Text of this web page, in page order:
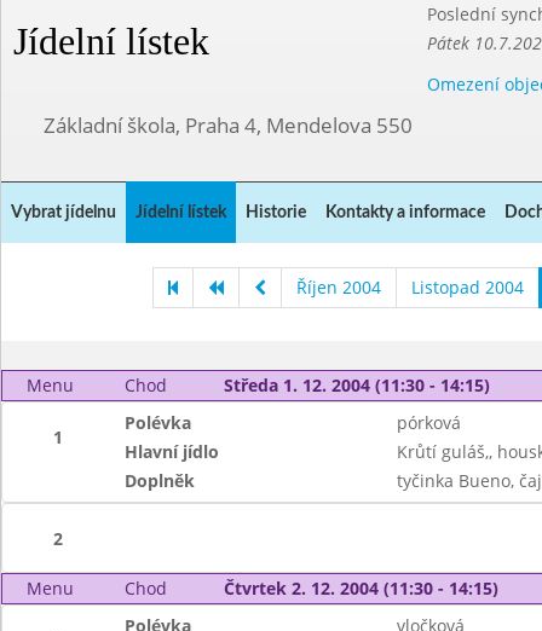
Jídelní lístek
Poslední
Pátek
Omezení
Základní škola, Praha 4, Mendelova 550
Vybrat jídelnu Jídelní lístek Historie Kontakty a informace
Říjen 2004 Listopad 2004
Menu Chod Středa 1. 12. 2004 (11:30 - 14:15)
1
Polévka
pórková
Hlavní jídlo
Krůtí guláš,,
Doplněk
tyčinka Bueno, čaj
2
Menu Chod Čtvrtek 2. 12. 2004 (11:30 - 14:15)
Polévka
vločková